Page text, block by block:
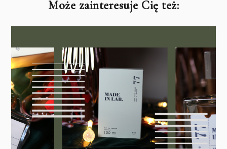
Może zainteresuje Cię też: